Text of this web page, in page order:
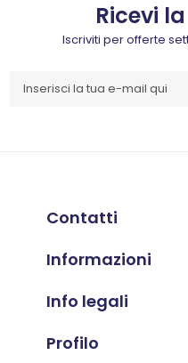
Ricevi
Iscriviti per offerte
Contatti
Informazioni
Info legali
Profilo